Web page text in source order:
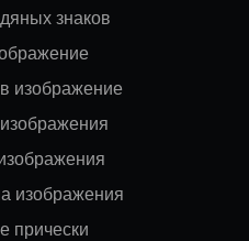
знаков
изображение
изображения
прически